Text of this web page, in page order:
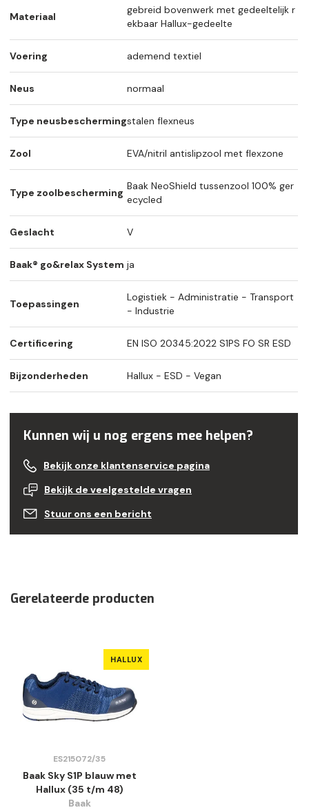
Materiaal
gebreid bovenwerk met gedeeltelijk r
ekbaar Hallux-gedeelte
Voering ademend textiel
Neus normaal
Type neusbeschermingstalen flexneus
Zool EVA/nitril antislipzool met flexzone
Type zoolbescherming
Baak NeoShield tussenzool 100% ger
ecycled
Geslacht V
Baak® go&relax System ja
Toepassingen
Logistiek - Administratie - Transport
- Industrie
Certificering EN ISO 20345:2022 S1PS FO SR ESD
Bijzonderheden Hallux - ESD - Vegan
Kunnen wij u nog ergens mee helpen?
Bekijk onze klantenservice pagina
Bekijk de veelgestelde vragen
Stuur ons een bericht
Gerelateerde producten
HALLUX
ES215072/35
Baak Sky S1P blauw met
Hallux (35 t/m 48)
Baak